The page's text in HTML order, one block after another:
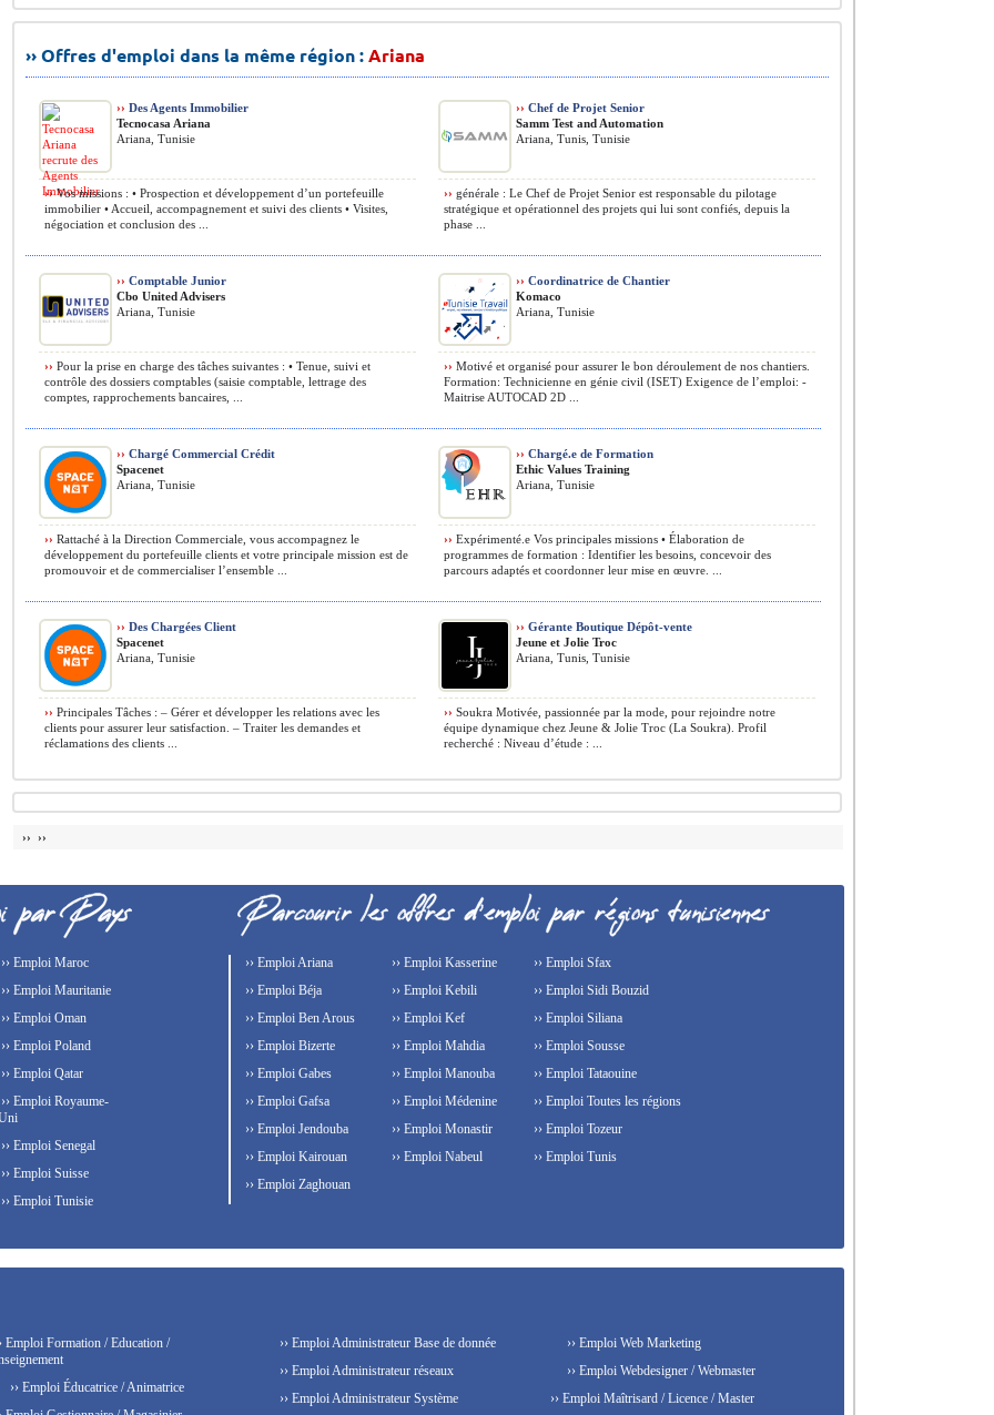
›› Offres d'emploi dans la même région :Ariana
›› Des Agents Immobilier
Tecnocasa Ariana
Ariana, Tunisie
››Vos missions : • Prospection et développement d’un portefeuille
immobilier • Accueil, accompagnement et suivi des clients • Visites,
négociation et conclusion des ...
›› Chef de Projet Senior
Samm Test and Automation
Ariana, Tunis, Tunisie
›› générale : Le Chef de Projet Senior est responsable du pilotage
stratégique et opérationnel des projets qui lui sont confiés, depuis la
phase ...
›› Comptable Junior
Cbo United Advisers
Ariana, Tunisie
›› Pour la prise en charge des tâches suivantes : • Tenue, suivi et
contrôle des dossiers comptables (saisie comptable, lettrage des
comptes, rapprochements bancaires, ...
›› Coordinatrice de Chantier
Komaco
Ariana, Tunisie
›› Motivé et organisé pour assurer le bon déroulement de nos chantiers.
Formation: Technicienne en génie civil (ISET) Exigence de l’emploi: -
Maitrise AUTOCAD 2D ...
›› Chargé Commercial Crédit
Spacenet
Ariana, Tunisie
›› Rattaché à la Direction Commerciale, vous accompagnez le
développement du portefeuille clients et votre principale mission est de
promouvoir et de commercialiser l’ensemble ...
›› Chargé.e de Formation
Ethic Values Training
Ariana, Tunisie
›› Expérimenté.e Vos principales missions • Élaboration de
programmes de formation : Identifier les besoins, concevoir des
parcours adaptés et coordonner leur mise en œuvre. ...
›› Des Chargées Client
Spacenet
Ariana, Tunisie
›› Principales Tâches : – Gérer et développer les relations avec les
clients pour assurer leur satisfaction. – Traiter les demandes et
réclamations des clients ...
›› Gérante Boutique Dépôt-vente
Jeune et Jolie Troc
Ariana, Tunis, Tunisie
›› Soukra Motivée, passionnée par la mode, pour rejoindre notre
équipe dynamique chez Jeune & Jolie Troc (La Soukra). Profil
recherché : Niveau d’étude : ...
›› ››
›› Emploi Maroc
›› Emploi Mauritanie
›› Emploi Oman
›› Emploi Poland
›› Emploi Qatar
›› Emploi Royaume-
›› Emploi Senegal
›› Emploi Suisse
›› Emploi Tunisie
›› Emploi Ariana
›› Emploi Béja
›› Emploi Ben Arous
›› Emploi Bizerte
›› Emploi Gabes
›› Emploi Gafsa
›› Emploi Jendouba
›› Emploi Kairouan
›› Emploi Kasserine
›› Emploi Kebili
›› Emploi Kef
›› Emploi Mahdia
›› Emploi Manouba
›› Emploi Médenine
›› Emploi Monastir
›› Emploi Nabeul
›› Emploi Sfax
›› Emploi Sidi Bouzid
›› Emploi Siliana
›› Emploi Sousse
›› Emploi Tataouine
›› Emploi Toutes les régions
›› Emploi Tozeur
›› Emploi Tunis
›› Emploi Zaghouan
Emploi Formation / Education /
›› Emploi Éducatrice / Animatrice
›› Emploi Administrateur Base de donnée
›› Emploi Administrateur réseaux
›› Emploi Administrateur Système
›› Emploi Web Marketing
›› Emploi Webdesigner / Webmaster
›› Emploi Maîtrisard / Licence / Master